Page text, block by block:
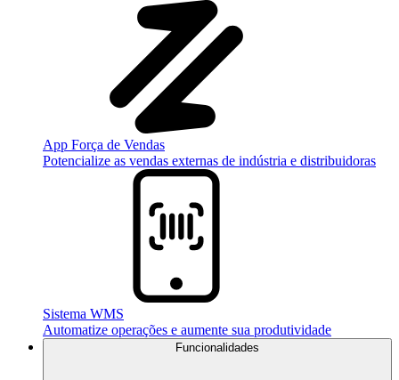
App Força de Vendas
Potencialize as vendas externas de indústria e distribuidoras
Sistema WMS
Automatize operações e aumente sua produtividade
Funcionalidades